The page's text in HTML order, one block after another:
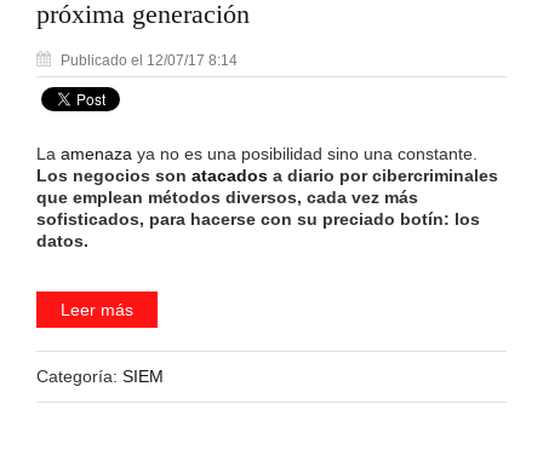
próxima generación
Publicado el 12/07/17 8:14
La amenaza ya no es una posibilidad sino una constante.
Los negocios son atacados a diario por cibercriminales
que emplean métodos diversos, cada vez más
sofisticados, para hacerse con su preciado botín: los
datos.
Leer más
Categoría: SIEM